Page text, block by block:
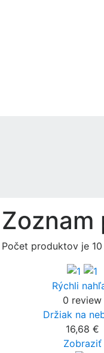
Zoznam
Počet produktov je 10
Rýchli
0 review
Držiak na
16,68 €
Zobraziť